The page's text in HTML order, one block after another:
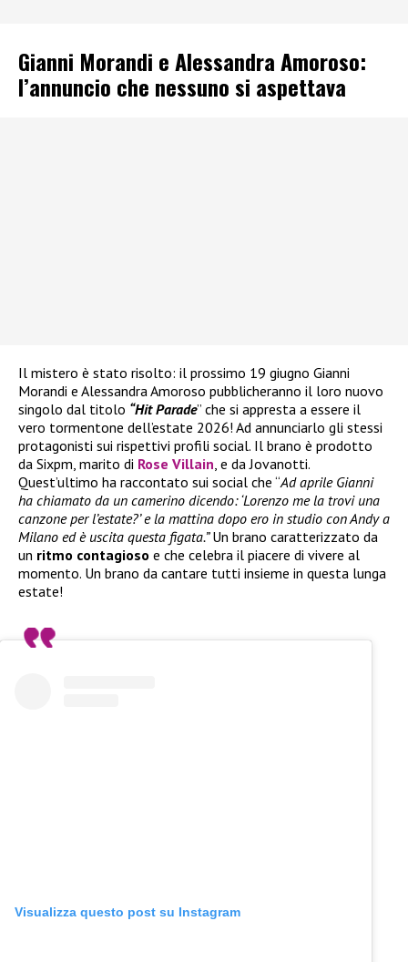
Gianni Morandi e Alessandra Amoroso:
l’annuncio che nessuno si aspettava
Il mistero è stato risolto: il prossimo 19 giugno Gianni
Morandi e Alessandra Amoroso pubblicheranno il loro nuovo
singolo dal titolo “Hit Parade” che si appresta a essere il
vero tormentone dell’estate 2026! Ad annunciarlo gli stessi
protagonisti sui rispettivi profili social. Il brano è prodotto
da Sixpm, marito di Rose Villain , e da Jovanotti.
Quest’ultimo ha raccontato sui social che “Ad aprile Gianni
ha chiamato da un camerino dicendo: ‘Lorenzo me la trovi una
canzone per l’estate?’ e la mattina dopo ero in studio con Andy a
Milano ed è uscita questa figata.”Un brano caratterizzato da
un ritmo contagioso e che celebra il piacere di vivere al
momento. Un brano da cantare tutti insieme in questa lunga
estate!
Visualizza questo post su Instagram